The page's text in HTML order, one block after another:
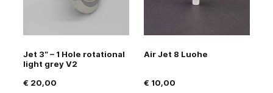
Jet 3″ – 1 Hole rotational
light grey V2
€ 20,00
Air Jet 8 Luohe
€ 10,00